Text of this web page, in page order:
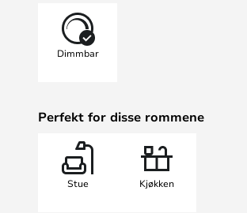
OBS! Asteria-
uten baldakin -
er alltid
Dimmbar
Perfekt for disse rommene
Stue Kjøkken